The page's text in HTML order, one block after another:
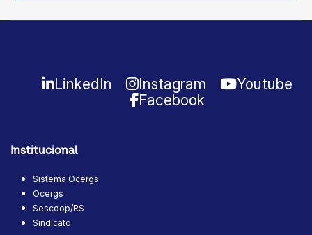
LinkedIn Instagram
Youtube
Facebook
Institucional
Sistema Ocergs
Ocergs
Sescoop/RS
Sindicato